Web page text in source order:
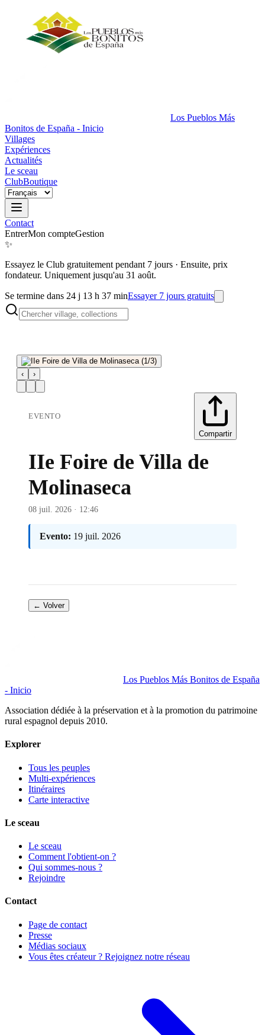
Los Pueblos Más
Bonitos de España - Inicio
Villages
Expériences
Actualités
Le sceau
ClubBoutique
Contact
EntrerMon compteGestion
✨
Essayez le Club gratuitement pendant 7 jours · Ensuite, prix
fondateur. Uniquement jusqu'au 31 août.
Se termine dans 24 j 13 h 37 minEssayer 7 jours gratuits
‹ ›
EVENTO
Compartir
IIe Foire de Villa de
Molinaseca
08 juil. 2026 · 12:46
Evento: 19 juil. 2026
← Volver
Los Pueblos Más Bonitos de España
- Inicio
Association dédiée à la préservation et à la promotion du patrimoine
rural espagnol depuis 2010.
Explorer
Tous les peuples
Multi-expériences
Itinéraires
Carte interactive
Le sceau
Le sceau
Comment l'obtient-on ?
Qui sommes-nous ?
Rejoindre
Contact
Page de contact
Presse
Médias sociaux
Vous êtes créateur ? Rejoignez notre réseau